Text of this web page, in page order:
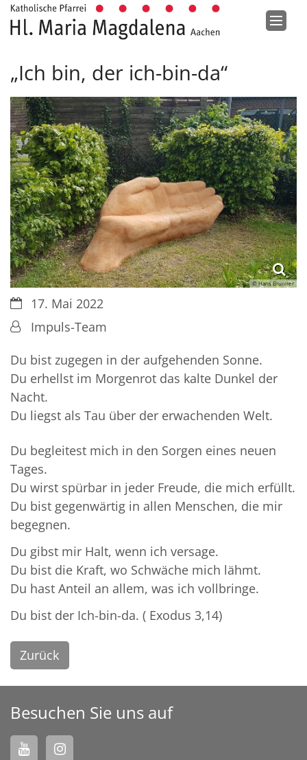
Zum Inhalt springen
„Ich bin, der ich-bin-da“
© Hans Brunner
Datum:17. Mai 2022
Von:Impuls-Team
Du bist zugegen in der aufgehenden Sonne.
Du erhellst im Morgenrot das kalte Dunkel der
Nacht.
Du liegst als Tau über der erwachenden Welt.
Du begleitest mich in den Sorgen eines neuen
Tages.
Du wirst spürbar in jeder Freude, die mich erfüllt.
Du bist gegenwärtig in allen Menschen, die mir
begegnen.
Du gibst mir Halt, wenn ich versage.
Du bist die Kraft, wo Schwäche mich lähmt.
Du hast Anteil an allem, was ich vollbringe.
Du bist der Ich-bin-da. ( Exodus 3,14)
Zurück
Besuchen Sie uns auf